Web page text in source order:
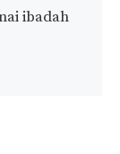
ibadah